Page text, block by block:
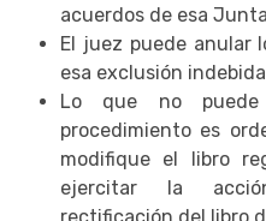
acuerdos de esa
El juez puede anular
esa exclusión
Lo que no
procedimiento es
modifique el libro
ejercitar la